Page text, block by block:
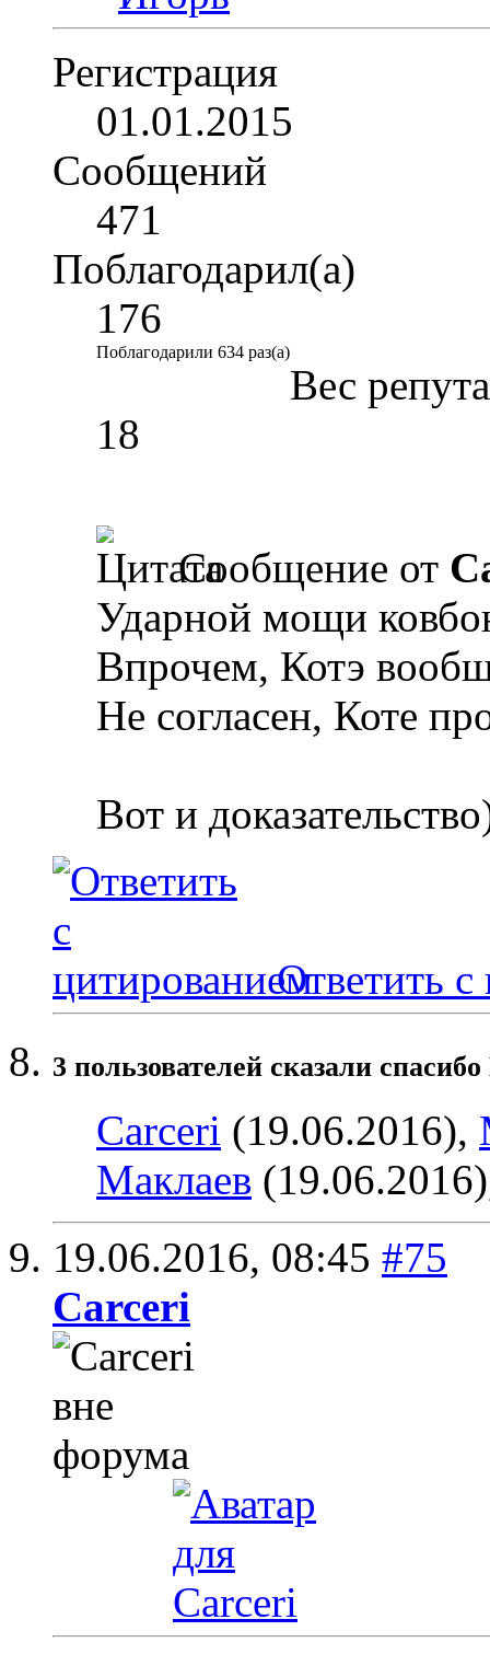
Регистрация
01.01.2015
Сообщений
471
Поблагодарил(а)
176
Поблагодарили 634 раз(а)
Вес
18
Сообщение от
Ударной мощи
Впрочем, Котэ
Не согласен, Коте
Вот и
Ответить с
3 пользователей сказали
Carceri (19.06.2016),
Маклаев
19.06.2016, 08:45 #75
Carceri